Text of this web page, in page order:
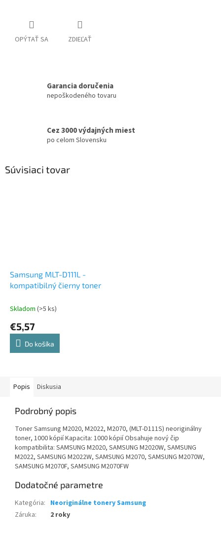
OPÝTAŤ SA ZDIEĽAŤ
Garancia doručenia
nepoškodeného tovaru
Cez 3000 výdajných miest
po celom Slovensku
Súvisiaci tovar
Samsung MLT-D111L -
kompatibilný čierny toner
Skladom (>5 ks)
€5,57
Do košíka
Popis Diskusia
Podrobný popis
Toner Samsung M2020, M2022, M2070, (MLT-D111S) neoriginálny
toner, 1000 kópií Kapacita: 1000 kópií Obsahuje nový čip
kompatibilita: SAMSUNG M2020, SAMSUNG M2020W, SAMSUNG
M2022, SAMSUNG M2022W, SAMSUNG M2070, SAMSUNG M2070W,
SAMSUNG M2070F, SAMSUNG M2070FW
Dodatočné parametre
Kategória: Neoriginálne tonery Samsung
Záruka: 2 roky